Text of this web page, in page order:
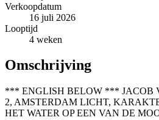
Verkoopdatum
16 juli 2026
Looptijd
4 weken
Omschrijving
*** ENGLISH BELOW *** JACOB
2, AMSTERDAM LICHT,
HET WATER OP EEN VAN DE